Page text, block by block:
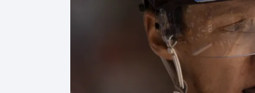
Curling
Dostihy
Florbal
Futsal